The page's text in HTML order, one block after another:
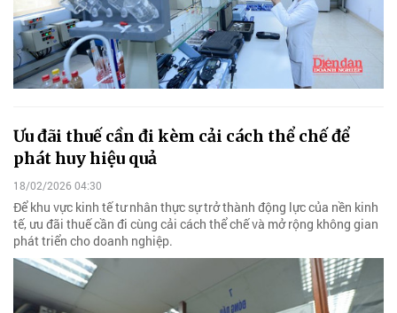
Ưu đãi thuế cần đi kèm cải cách thể chế để
phát huy hiệu quả
18/02/2026 04:30
Để khu vực kinh tế tư nhân thực sự trở thành động lực của nền kinh
tế, ưu đãi thuế cần đi cùng cải cách thể chế và mở rộng không gian
phát triển cho doanh nghiệp.